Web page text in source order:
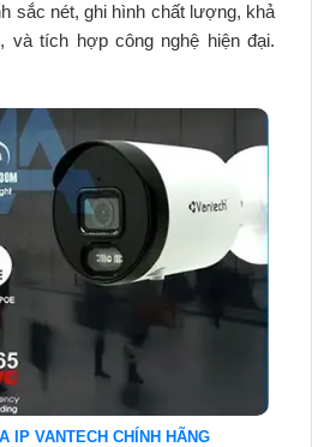
sắc nét, ghi hình chất lượng, khả
và tích hợp công nghệ hiện đại.
IP VANTECH CHÍNH HÃNG